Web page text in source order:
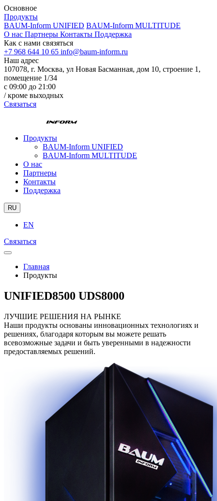
Основное
Продукты
BAUM-Inform UNIFIED BAUM-Inform MULTITUDE
О нас Партнеры Контакты Поддержка
Как с нами связяться
+7 968 644 10 65 info@baum-inform.ru
Наш адрес
107078, г. Москва, ул Новая Басманная, дом 10, строение 1,
помещение 1/34
с 09:00 до 21:00
/ кроме выходных
Связаться
Продукты
BAUM-Inform UNIFIED
BAUM-Inform MULTITUDE
О нас
Партнеры
Контакты
Поддержка
RU
EN
Связаться
Главная
Продукты
UNIFIED8500 UDS8000
ЛУЧШИЕ РЕШЕНИЯ НА РЫНКЕ
Наши продукты основаны инновационных технологиях и
решениях, благодаря которым вы можете решать
всевозможные задачи и быть уверенными в надежности
предоставляемых решений.